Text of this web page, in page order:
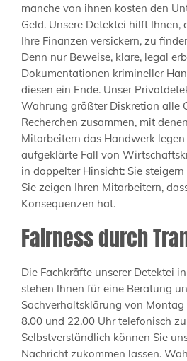
manche von ihnen kosten den
Geld. Unsere Detektei hilft Ihnen,
Ihre Finanzen versickern, zu
Denn nur Beweise, klare, legal
Dokumentationen krimineller
diesen ein Ende. Unser
Wahrung größter Diskretion alle
Recherchen zusammen, mit
Mitarbeitern das Handwerk legen
aufgeklärte Fall von
in doppelter Hinsicht: Sie
Sie zeigen Ihren Mitarbeitern,
Konsequenzen hat.
Fairness durch
Die Fachkräfte unserer Detektei
stehen Ihnen für eine Beratung
Sachverhaltsklärung von
8.00 und 22.00 Uhr telefonisch
Selbstverständlich können Sie
Nachricht zukommen lassen.